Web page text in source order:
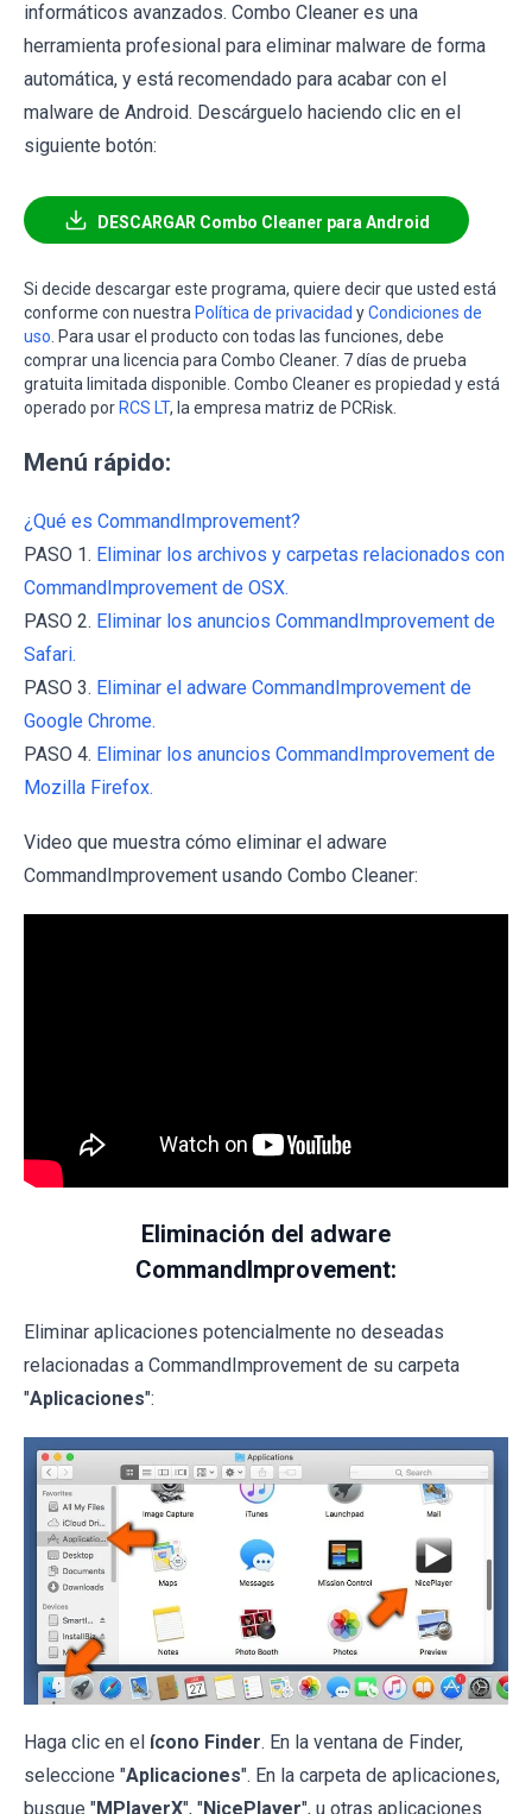
informáticos avanzados. Combo Cleaner es una
herramienta profesional para eliminar malware de forma
automática, y está recomendado para acabar con el
malware de Android. Descárguelo haciendo clic en el
siguiente botón:
DESCARGAR Combo Cleaner para Android
Si decide descargar este programa, quiere decir que usted está
conforme con nuestra Política de privacidad yCondiciones de
uso. Para usar el producto con todas las funciones, debe
comprar una licencia para Combo Cleaner. 7 días de prueba
gratuita limitada disponible. Combo Cleaner es propiedad y está
operado por RCS LT, la empresa matriz de PCRisk.
Menú rápido:
¿Qué es CommandImprovement?
PASO 1. Eliminar los archivos y carpetas relacionados con
CommandImprovement de OSX.
PASO 2. Eliminar los anuncios CommandImprovement de
Safari.
PASO 3. Eliminar el adware CommandImprovement de
Google Chrome.
PASO 4. Eliminar los anuncios CommandImprovement de
Mozilla Firefox.
Video que muestra cómo eliminar el adware
CommandImprovement usando Combo Cleaner:
Eliminación del adware
CommandImprovement:
Eliminar aplicaciones potencialmente no deseadas
relacionadas a CommandImprovement de su carpeta
"Aplicaciones":
Haga clic en el ícono Finder. En la ventana de Finder,
seleccione "Aplicaciones". En la carpeta de aplicaciones,
busque "MPlayerX", "NicePlayer", u otras aplicaciones